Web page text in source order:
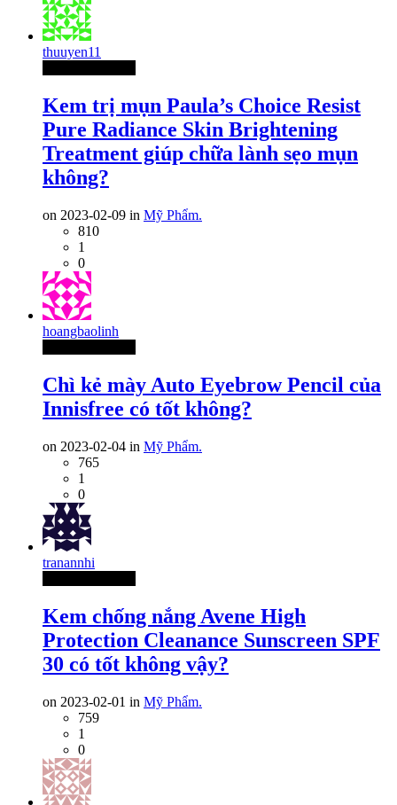
thuuyen11
Kem trị mụn Paula’s Choice Resist
Pure Radiance Skin Brightening
Treatment giúp chữa lành sẹo mụn
không?
on 2023-02-09 in Mỹ Phẩm.
810
1
0
hoangbaolinh
Chì kẻ mày Auto Eyebrow Pencil của
Innisfree có tốt không?
on 2023-02-04 in Mỹ Phẩm.
765
1
0
tranannhi
Kem chống nắng Avene High
Protection Cleanance Sunscreen SPF
30 có tốt không vậy?
on 2023-02-01 in Mỹ Phẩm.
759
1
0